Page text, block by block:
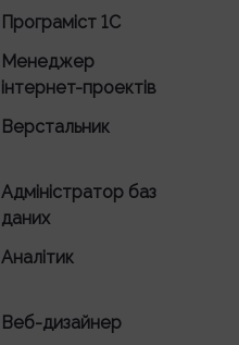
Програміст 1С
Менеджер
інтернет-проектів
Верстальник
Адміністратор баз
даних
Аналітик
Веб-дизайнер